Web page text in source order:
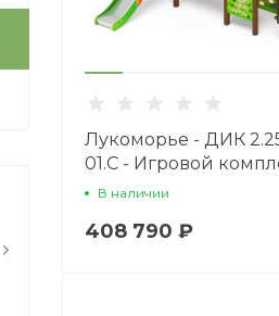
Лукоморье - ДИК
01.С - Игровой
H=1200
В наличии
408 790 ₽